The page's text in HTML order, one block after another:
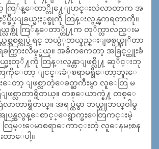
ြ်န္ေတာ္တို႔ေျပာင္းလဲလာတာက အ
ႏွိပ္ခ်ဳပ္ျခယ္မႈႏွစ္ခုကို တြန္းလွန္ၾကရတာကို။
စ္ကို ကြ်န္ေတာ္တို႔က တုိက္တာလည္းမ
စ္အစစ္လုပ္ခဲ့ရင္ ဘယ္ပံုဘယ္နည္းျဖစ္မယ္ဆုိတာ
က္သြားလိမ့္မယ္။ အဓိကကေတာ့ အခြင့္ထူးခံ
ခယ္မႈတုိ႔ကို တြန္းလွန္တာျဖစ္လို႔ ဆုိင္းဘု
ကိုေတာ့ ျငင္းခံုစရာမရွိေတာ့ဘူးေ
ေတာ့ ျဖစ္လာတဲ့ေခတ္ႀကီးမွာ လူေတြ မ
စ္လာတာရွိတယ္။ တစ္ေယာက္နဲ႔ တစ္ေ
လာတာရွိတယ္။ အရပ္ထဲမွာ ဘယ္သူဘယ္၀ါမွ
ပန္အလွန္ေစာင့္ေရွာက္မႈေတြကင္းမဲ့
လြမ္းေမာစရာေကာင္းတဲ့ လူေနမႈစန
တာေပါ့။